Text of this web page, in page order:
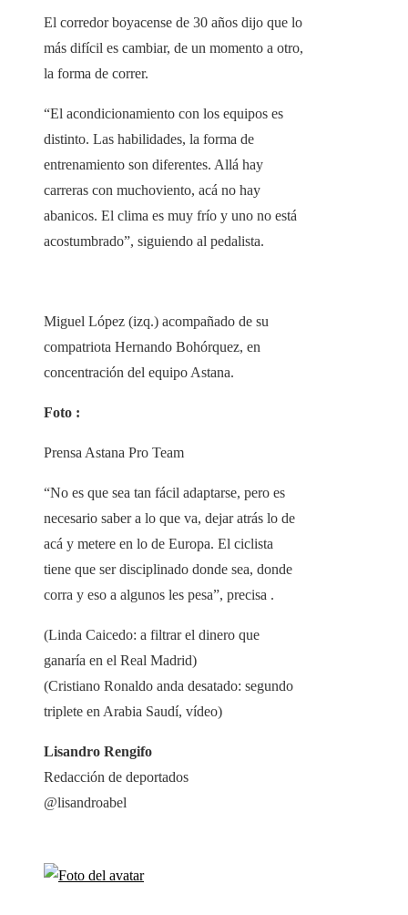
El corredor boyacense de 30 años dijo que lo
más difícil es cambiar, de un momento a otro,
la forma de correr.
“El acondicionamiento con los equipos es
distinto. Las habilidades, la forma de
entrenamiento son diferentes. Allá hay
carreras con muchoviento, acá no hay
abanicos. El clima es muy frío y uno no está
acostumbrado”, siguiendo al pedalista.
Miguel López (izq.) acompañado de su
compatriota Hernando Bohórquez, en
concentración del equipo Astana.
Foto :
Prensa Astana Pro Team
“No es que sea tan fácil adaptarse, pero es
necesario saber a lo que va, dejar atrás lo de
acá y metere en lo de Europa. El ciclista
tiene que ser disciplinado donde sea, donde
corra y eso a algunos les pesa”, precisa .
(Linda Caicedo: a filtrar el dinero que
ganaría en el Real Madrid)
(Cristiano Ronaldo anda desatado: segundo
triplete en Arabia Saudí, vídeo)
Lisandro Rengifo
Redacción de deportados
@lisandroabel